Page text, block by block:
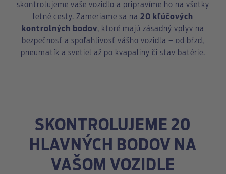
skontrolujeme vaše vozidlo a pripravíme ho na všetky
letné cesty. Zameriame sa na 20 kľúčových
kontrolných bodov, ktoré majú zásadný vplyv na
bezpečnosť a spoľahlivosť vášho vozidla – od bŕzd,
pneumatík a svetiel až po kvapaliny či stav batérie.
SKONTROLUJEME 20
HLAVNÝCH BODOV NA
VAŠOM VOZIDLE